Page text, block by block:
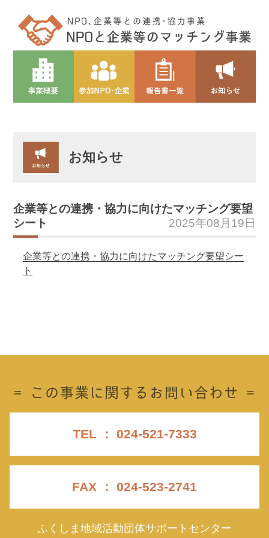
お知らせ
企業等との連携・協力に向けたマッチング要望
シート
2025年08月19日
企業等との連携・協力に向けたマッチング要望シー
ト
TEL ： 024-521-7333
FAX ： 024-523-2741
ふくしま地域活動団体サポートセンター